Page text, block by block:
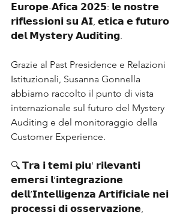
𝗘𝘂𝗿𝗼𝗽𝗲-𝗔𝗳𝗶𝗰𝗮 𝟮𝟬𝟮𝟱: 𝗹𝗲 𝗻𝗼𝘀𝘁𝗿𝗲
𝗿𝗶𝗳𝗹𝗲𝘀𝘀𝗶𝗼𝗻𝗶 𝘀𝘂 𝗔𝗜, 𝗲𝘁𝗶𝗰𝗮 𝗲 𝗳𝘂𝘁𝘂𝗿𝗼
𝗱𝗲𝗹 𝗠𝘆𝘀𝘁𝗲𝗿𝘆 𝗔𝘂𝗱𝗶𝘁𝗶𝗻𝗴.
Grazie al Past Presidence e Relazioni
Istituzionali, Susanna Gonnella
abbiamo raccolto il punto di vista
internazionale sul futuro del Mystery
Auditing e del monitoraggio della
Customer Experience.
🔍 𝗧𝗿𝗮 𝗶 𝘁𝗲𝗺𝗶 𝗽𝗶𝘂' 𝗿𝗶𝗹𝗲𝘃𝗮𝗻𝘁𝗶
𝗲𝗺𝗲𝗿𝘀𝗶 𝗹’𝗶𝗻𝘁𝗲𝗴𝗿𝗮𝘇𝗶𝗼𝗻𝗲
𝗱𝗲𝗹𝗹’𝗜𝗻𝘁𝗲𝗹𝗹𝗶𝗴𝗲𝗻𝘇𝗮 𝗔𝗿𝘁𝗶𝗳𝗶𝗰𝗶𝗮𝗹𝗲 𝗻𝗲𝗶
𝗽𝗿𝗼𝗰𝗲𝘀𝘀𝗶 𝗱𝗶 𝗼𝘀𝘀𝗲𝗿𝘃𝗮𝘇𝗶𝗼𝗻𝗲,